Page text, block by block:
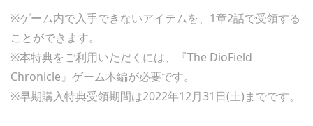
※ゲーム内で入手できないアイテムを、1章2話で受領する
ことができます。
※本特典をご利用いただくには、『The DioField
Chronicle』ゲーム本編が必要です。
※早期購入特典受領期間は2022年12月31日(土)までです。